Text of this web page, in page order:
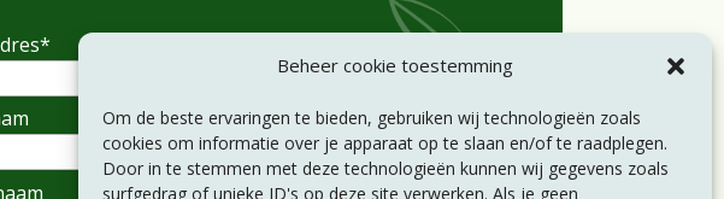
Beheer cookie toestemming
Om de beste ervaringen te bieden, gebruiken wij technologieën zoals
cookies om informatie over je apparaat op te slaan en/of te raadplegen.
Door in te stemmen met deze technologieën kunnen wij gegevens zoals
surfgedrag of unieke ID's op deze site verwerken. Als je geen
*
Huishoudelijk reglement
Privacyverklaring
Disclaimer